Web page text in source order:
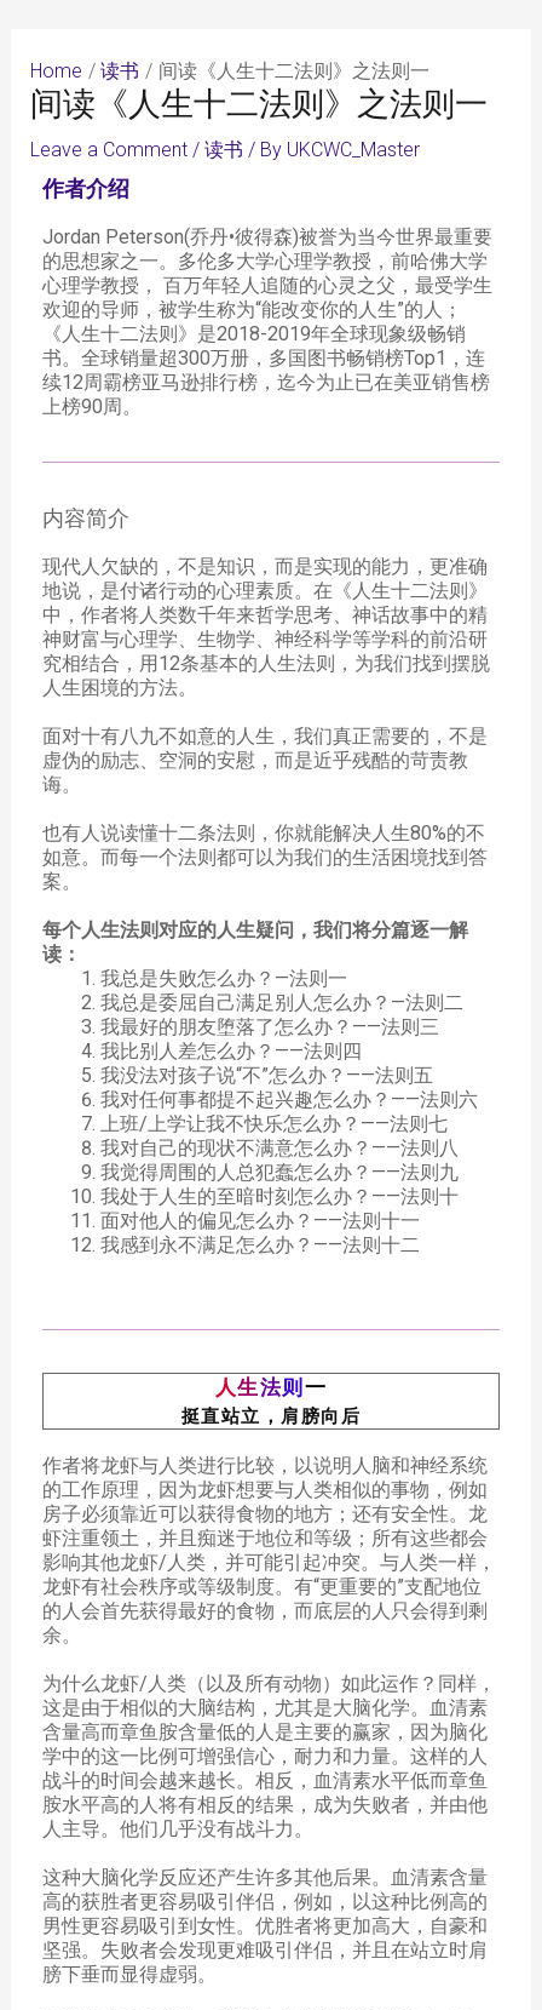
content
Home 读书 间读《人生十二法则》之法则一
间读《人生十二法则》之法则一
Leave a Comment / 读书 / By UKCWC_Master
作者介绍
Jordan Peterson(乔丹•彼得森)被誉为当今世界最重要
的思想家之一。多伦多大学心理学教授，前哈佛大学
心理学教授， 百万年轻人追随的心灵之父，最受学生
欢迎的导师，被学生称为“能改变你的人生”的人；
《人生十二法则》是2018-2019年全球现象级畅销
书。全球销量超300万册，多国图书畅销榜Top1，连
续12周霸榜亚马逊排行榜，迄今为止已在美亚销售榜
上榜90周。​
内容简介
现代人欠缺的，不是知识，而是实现的能力，更准确
地说，是付诸行动的心理素质。在《人生十二法则》
中，作者将人类数千年来哲学思考、神话故事中的精
神财富与心理学、生物学、神经科学等学科的前沿研
究相结合，用12条基本的人生法则，为我们找到摆脱
人生困境的方法。
面对十有八九不如意的人生，我们真正需要的，不是
虚伪的励志、空洞的安慰，而是近乎残酷的苛责教
诲。
也有人说读懂十二条法则，你就能解决人生80%的不
如意。而每一个法则都可以为我们的生活困境找到答
案。
每个人生法则对应的人生疑问，我们将分篇逐一解
读：
我总是失败怎么办？—法则一
我总是委屈自己满足别人怎么办？—法则二
我最好的朋友堕落了怎么办？——法则三
我比别人差怎么办？——法则四
我没法对孩子说“不”怎么办？——法则五
我对任何事都提不起兴趣怎么办？——法则六
上班/上学让我不快乐怎么办？——法则七
我对自己的现状不满意怎么办？——法则八
我觉得周围的人总犯蠢怎么办？——法则九
我处于人生的至暗时刻怎么办？——法则十
面对他人的偏见怎么办？——法则十一
我感到永不满足怎么办？——法则十二
人生法则 一
挺直站立，肩膀向后
作者将龙虾与人类进行比较，以说明人脑和神经系统
的工作原理，因为龙虾想要与人类相似的事物，例如
房子必须靠近可以获得食物的地方；还有安全性。龙
虾注重领土，并且痴迷于地位和等级；所有这些都会
影响其他龙虾/人类，并可能引起冲突。与人类一样，
龙虾有社会秩序或等级制度。有“更重要的”支配地位
的人会首先获得最好的食物，而底层的人只会得到剩
余。
为什么龙虾/人类（以及所有动物）如此运作？同样，
这是由于相似的大脑结构，尤其是大脑化学。血清素
含量高而章鱼胺含量低的人是主要的赢家，因为脑化
学中的这一比例可增强信心，耐力和力量。这样的人
战斗的时间会越来越长。相反，血清素水平低而章鱼
胺水平高的人将有相反的结果，成为失败者，并由他
人主导。他们几乎没有战斗力。
这种大脑化学反应还产生许多其他后果。血清素含量
高的获胜者更容易吸引伴侣，例如，以这种比例高的
男性更容易吸引到女性。优胜者将更加高大，自豪和
坚强。失败者会发现更难吸引伴侣，并且在站立时肩
膀下垂而显得虚弱。